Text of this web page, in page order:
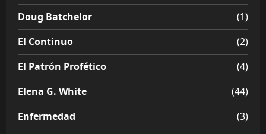
Doug Batchelor
(1)
El Continuo
(2)
El Patrón Profético
(4)
Elena G. White
(44)
Enfermedad
(3)